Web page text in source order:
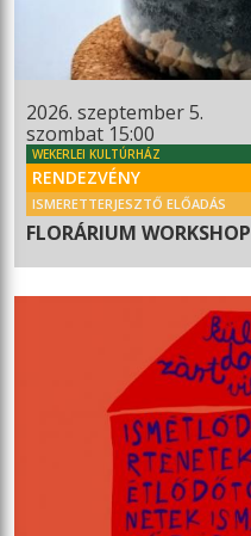
2026. szeptember 5.
szombat 15:00
WEKERLEI KULTÚRHÁZ
RENDEZVÉNY
ISMERETTERJESZTŐ ELŐADÁS
FLORÁRIUM WORKSHOP